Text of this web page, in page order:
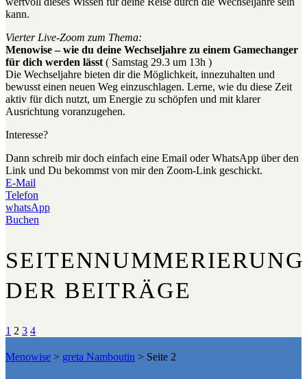
kann.
Vierter Live-Zoom zum Thema:
Menowise – wie du deine Wechseljahre zu einem Gamechanger
für dich werden lässt ( Samstag 29.3 um 13h )
Die Wechseljahre bieten dir die Möglichkeit, innezuhalten und
bewusst einen neuen Weg einzuschlagen. Lerne, wie du diese Zeit
aktiv für dich nutzt, um Energie zu schöpfen und mit klarer
Ausrichtung voranzugehen.
Interesse?
Dann schreib mir doch einfach eine Email oder WhatsApp über den
Link und Du bekommst von mir den Zoom-Link geschickt.
E-Mail
Telefon
whatsApp
Buchen
SEITENNUMMERIERUNG
DER BEITRÄGE
1 2 3 4
Menowise > greta Namboutin > Seite 2